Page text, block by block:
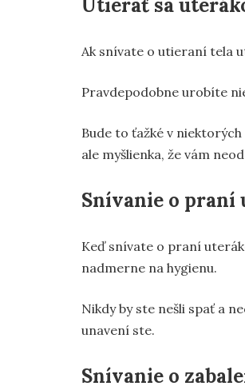
Utierať sa
Ak snívate o utieraní tela
Pravdepodobne urobíte
Bude to ťažké v
ale myšlienka, že vám
Snívanie o praní
Keď snívate o praní
nadmerne na hygienu.
Nikdy by ste nešli spať a
unavení ste.
Snívanie o